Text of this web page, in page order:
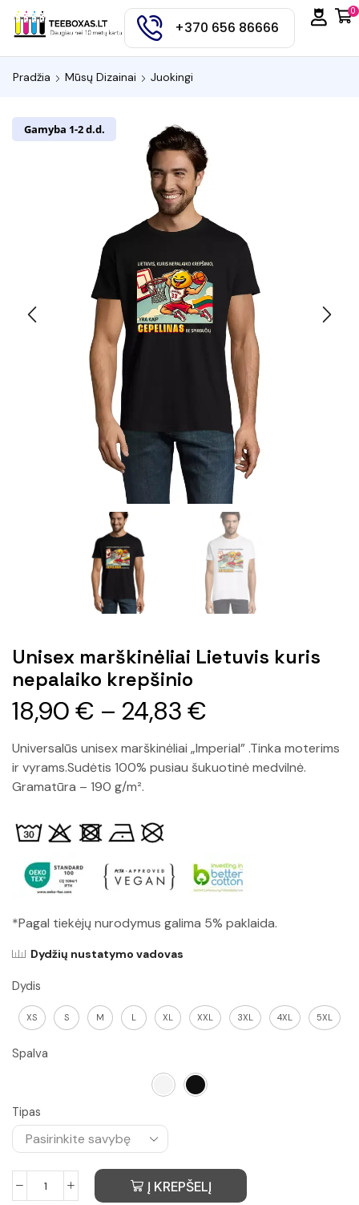
+370 656 86666
0
Pradžia Mūsų Dizainai Juokingi
Gamyba 1-2 d.d.
Unisex marškinėliai Lietuvis kuris
nepalaiko krepšinio
18,90€ – 24,83€
Universalūs unisex marškinėliai „Imperial” .Tinka moterims
ir vyrams.Sudėtis 100% pusiau šukuotinė medvilnė.
Gramatūra – 190 g/m².
*Pagal tiekėjų nurodymus galima 5% paklaida.
Dydžių nustatymo vadovas
Dydis
XS S M L XL XXL 3XL 4XL 5XL
Spalva
Tipas
Į KREPŠELĮ